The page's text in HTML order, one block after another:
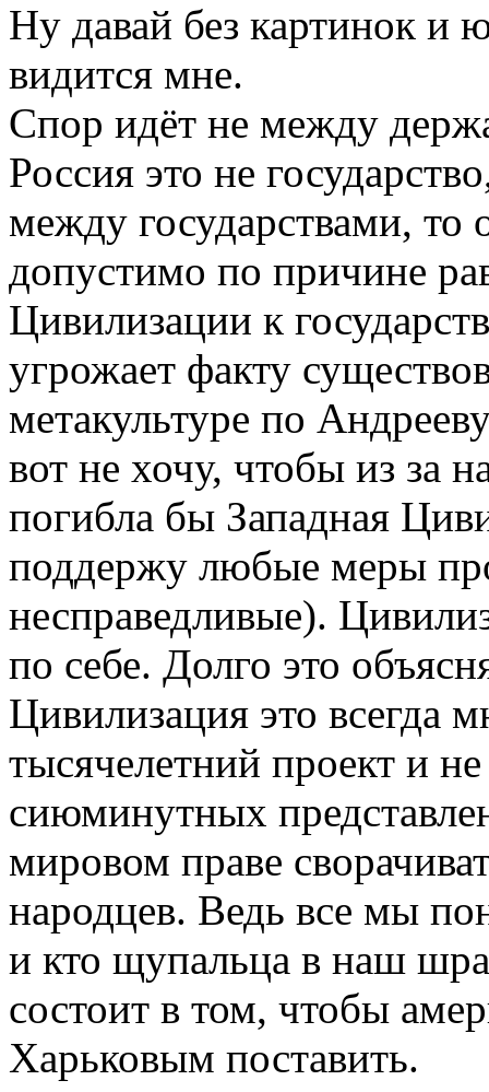
Ну давай без картинок и
видится мне.
Спор идёт не между
Россия это не
между государствами,
допустимо по причине
Цивилизации к
угрожает факту
метакультуре по
вот не хочу, чтобы из за
погибла бы Западная
поддержу любые меры
несправедливые).
по себе. Долго это
Цивилизация это всегда
тысячелетний проект и
сиюминутных
мировом праве
народцев. Ведь все мы
и кто щупальца в наш
состоит в том, чтобы
Харьковым поставить.